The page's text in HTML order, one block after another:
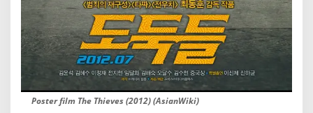
Poster film The Thieves (2012) (AsianWiki)